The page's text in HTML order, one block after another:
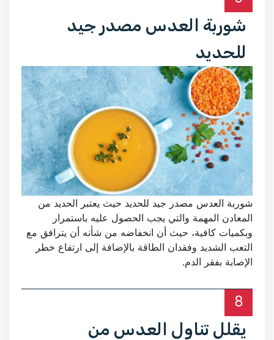
شوربة العدس مصدر جيد
للحديد
شوربة العدس مصدر جيد للحديد حيث يعتبر الحديد من
المعادن المهمة والتي يجب الحصول عليه باستمرار
وبكميات كافية، حيث أن انخفاضه من شأنه أن يترافق مع
التعب الشديد وفقدان الطاقة بالإضافة إلى ارتفاع خطر
الإصابة بفقر الدم.
8
يقلل تناول العدس من